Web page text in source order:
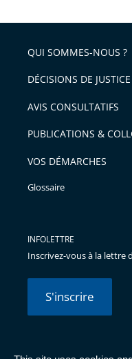
QUI SOMMES-NOUS ?
DÉCISIONS DE JUSTICE
AVIS CONSULTATIFS
PUBLICATIONS &
VOS DÉMARCHES
Glossaire
INFOLETTRE
Inscrivez-vous à la lettre
S'inscrire